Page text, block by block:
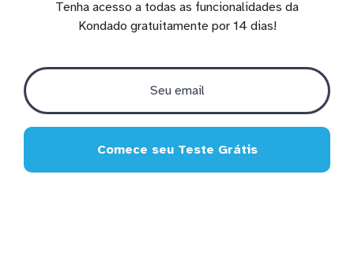
Tenha acesso a todas as funcionalidades da
Kondado gratuitamente por 14 dias!
Comece seu Teste Grátis